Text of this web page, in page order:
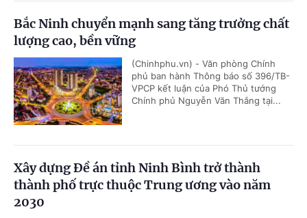
Bắc Ninh chuyển mạnh sang tăng trưởng chất
lượng cao, bền vững
(Chinhphu.vn) - Văn phòng Chính
phủ ban hành Thông báo số 396/TB-
VPCP kết luận của Phó Thủ tướng
Chính phủ Nguyễn Văn Thắng tại...
Xây dựng Đề án tỉnh Ninh Bình trở thành
thành phố trực thuộc Trung ương vào năm
2030